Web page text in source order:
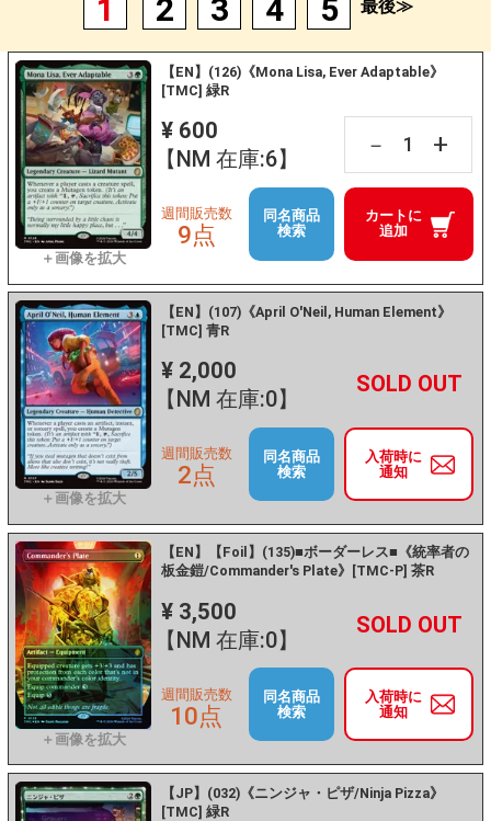
1 2 3 4 5 最後≫
【EN】(126)《Mona Lisa, Ever Adaptable》
[TMC] 緑R
¥ 600
【NM 在庫:6】
－ +
カートに
追加
週間販売数
9点
同名商品
検索
【EN】(107)《April O'Neil, Human Element》
[TMC] 青R
¥ 2,000
【NM 在庫:0】
－ +
入荷時に
通知
週間販売数
2点
同名商品
検索
【EN】【Foil】(135)■ボーダーレス■《統率者の
板金鎧/Commander's Plate》[TMC-P] 茶R
¥ 3,500
【NM 在庫:0】
－ +
入荷時に
通知
週間販売数
10点
同名商品
検索
【JP】(032)《ニンジャ・ピザ/Ninja Pizza》
[TMC] 緑R